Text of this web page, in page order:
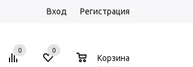
Вход Регистрация
0 0
Корзина